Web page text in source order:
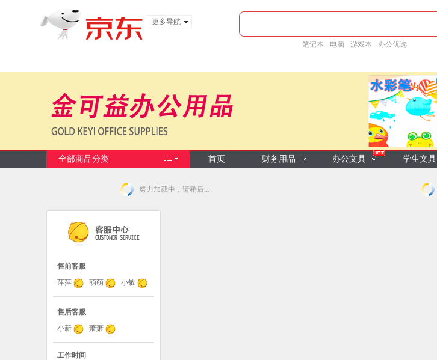
更多导航
笔记本 电脑 游戏本 办公优选
全部商品分类 首页 财务用品 办公文具 学生文具
努力加载中，请稍后...
售前客服
萍萍
萌萌 小敏
售后客服
小新
萧萧
工作时间